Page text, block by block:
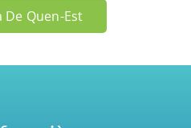
Quen-Est